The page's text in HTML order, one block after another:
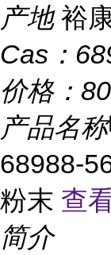
产地 裕
Cas：
价格： 80
产品名称
68988-
粉末 查
简介